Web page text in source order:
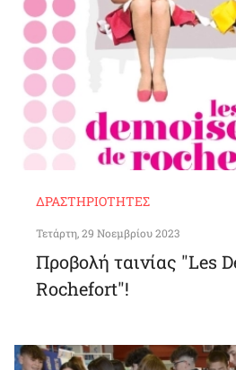
ΔΡΑΣΤΗΡΙΌΤΗΤΕΣ
Τετάρτη, 29 Νοεμβρίου 2023
Προβολή ταινίας "Les
Rochefort"!